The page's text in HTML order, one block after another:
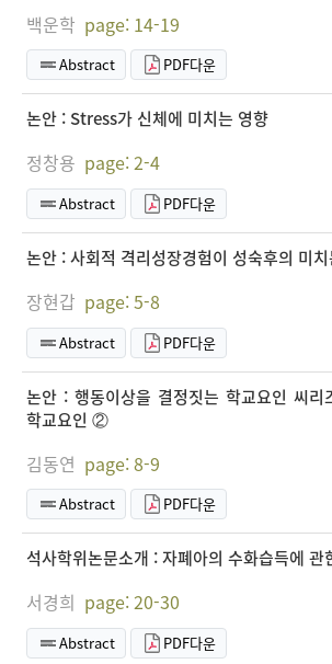
백운학 page: 14-19
Abstract PDF다운
논안 : Stress가 신체에 미치는 영향
정창용 page: 2-4
Abstract PDF다운
논안 : 사회적 격리성장경험이 성숙후의 미
장현갑 page: 5-8
Abstract PDF다운
논안 : 행동이상을 결정짓는 학교요인 씨리
학교요인 ②
김동연 page: 8-9
Abstract PDF다운
석사학위논문소개 : 자폐아의 수화습득에 관
서경희 page: 20-30
Abstract PDF다운